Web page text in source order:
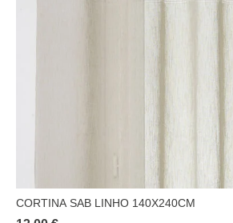
CORTINA SAB LINHO 140X240CM